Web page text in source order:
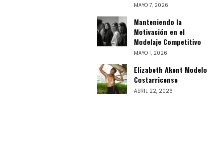
MAYO 7, 2026
Manteniendo la
Motivación en el
Modelaje Competitivo
MAYO 1, 2026
Elizabeth Akent Modelo
Costarricense
ABRIL 22, 2026